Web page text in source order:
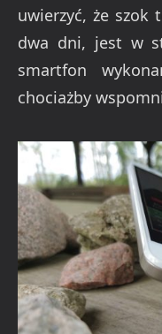
uwierzyć, że szok
dwa dni, jest w
smartfon
chociażby